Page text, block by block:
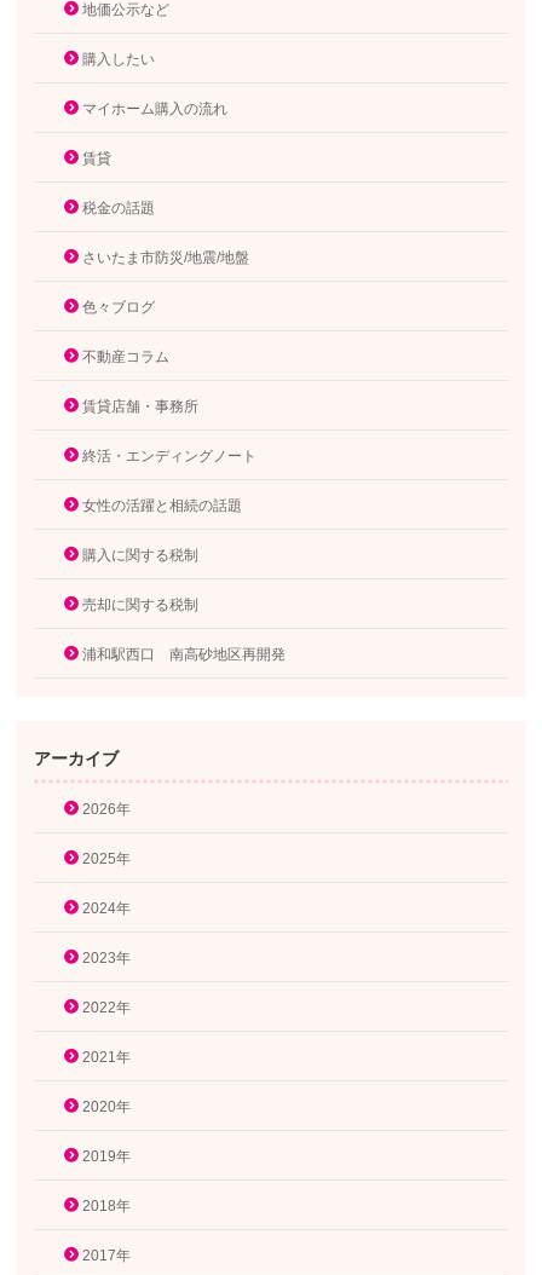
地価公示など
購入したい
マイホーム購入の流れ
賃貸
税金の話題
さいたま市防災/地震/地盤
色々ブログ
不動産コラム
賃貸店舗・事務所
終活・エンディングノート
女性の活躍と相続の話題
購入に関する税制
売却に関する税制
浦和駅西口 南高砂地区再開発
アーカイブ
2026年
2025年
2024年
2023年
2022年
2021年
2020年
2019年
2018年
2017年